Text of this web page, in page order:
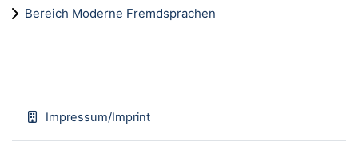
Bereich Moderne Fremdsprachen
Impressum/Imprint